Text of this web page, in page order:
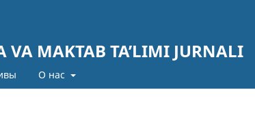
VA MAKTAB TA’LIMI JURNALI
О нас